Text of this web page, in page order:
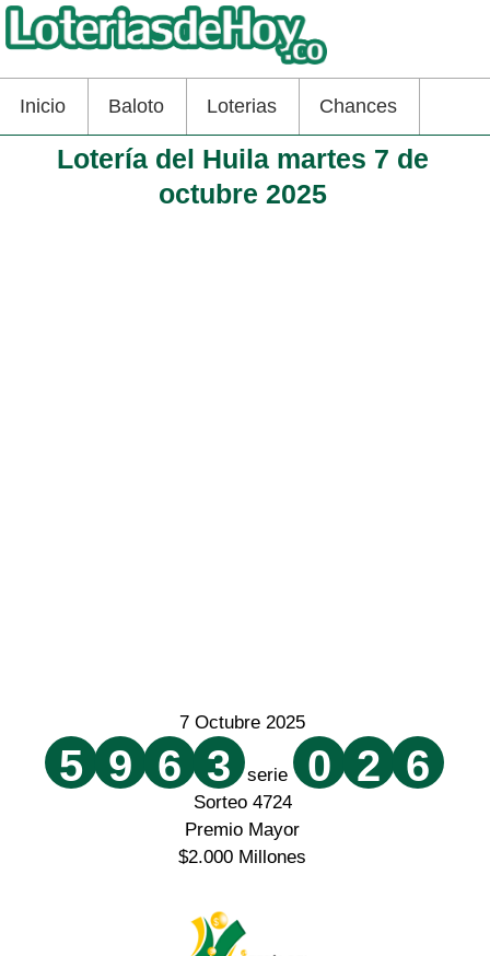
Inicio Baloto Loterias Chances
Lotería del Huila martes 7 de
octubre 2025
7 Octubre 2025
5 9 6 3 serie 0 2 6
Sorteo 4724
Premio Mayor
$2.000 Millones